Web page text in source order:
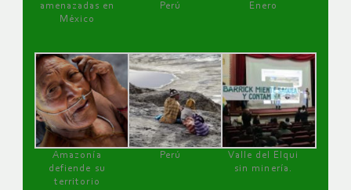
amenazadas en
México
Perú
Enero
Amazonía
defiende su
territorio
Perú
Valle del Elqui
sin minería.